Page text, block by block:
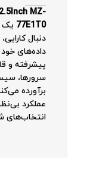
MZ-
77E1T0 یک
دنبال
داده‌های
پیشرفته و
سرورها،
عملکرد
انتخاب‌های